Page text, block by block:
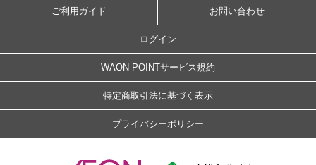
ご利用ガイド お問い合わせ
ログイン
WAON POINTサービス規約
特定商取引法に基づく表示
プライバシーポリシー